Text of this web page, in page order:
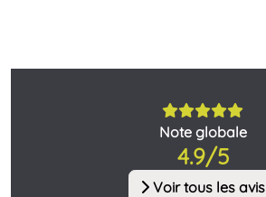
Note globale
4.9/5
Voir tous les avis